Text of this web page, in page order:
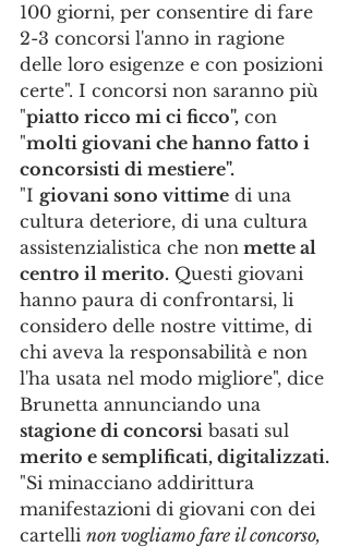
100 giorni, per consentire di fare
2-3 concorsi l'anno in ragione
delle loro esigenze e con posizioni
certe". I concorsi non saranno più
"piatto ricco mi ci ficco", con
"molti giovani che hanno fatto i
concorsisti di mestiere".
"I giovani sono vittime di una
cultura deteriore, di una cultura
assistenzialistica che non mette al
centro il merito. Questi giovani
hanno paura di confrontarsi, li
considero delle nostre vittime, di
chi aveva la responsabilità e non
l'ha usata nel modo migliore", dice
Brunetta annunciando una
stagione di concorsi basati sul
merito e semplificati, digitalizzati.
"Si minacciano addirittura
manifestazioni di giovani con dei
cartelli non vogliamo fare il concorso,